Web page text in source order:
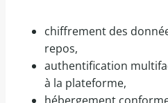
chiffrement des
repos,
authentification
à la plateforme,